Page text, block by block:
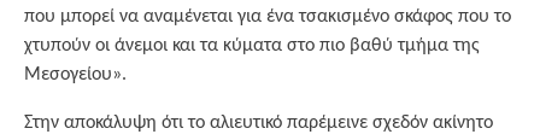
που μπορεί να αναμένεται για ένα τσακισμένο σκάφος που το
χτυπούν οι άνεμοι και τα κύματα στο πιο βαθύ τμήμα της
Μεσογείου».
Στην αποκάλυψη ότι το αλιευτικό παρέμεινε σχεδόν ακίνητο